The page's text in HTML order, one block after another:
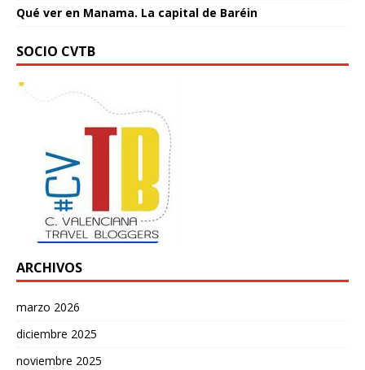
Qué ver en Manama. La capital de Baréin
SOCIO CVTB
ARCHIVOS
marzo 2026
diciembre 2025
noviembre 2025